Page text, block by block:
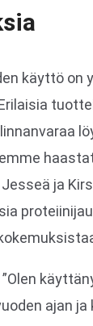
käyttö on
Jesseä ja
ajan